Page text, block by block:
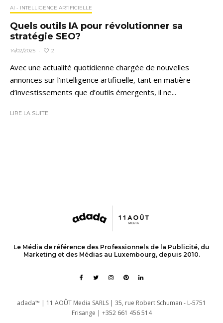
AI - INTELLIGENCE ARTIFICIELLE
Quels outils IA pour révolutionner sa
stratégie SEO?
14/02/2025 · 2
Avec une actualité quotidienne chargée de nouvelles
annonces sur l’intelligence artificielle, tant en matière
d’investissements que d’outils émergents, il ne...
LIRE LA SUITE
Le Média de référence des Professionnels de la Publicité, du
Marketing et des Médias au Luxembourg, depuis 2010.
adada™ | 11 AOÛT Media SARLS | 35, rue Robert Schuman - L-5751
Frisange | +352 661 456 514